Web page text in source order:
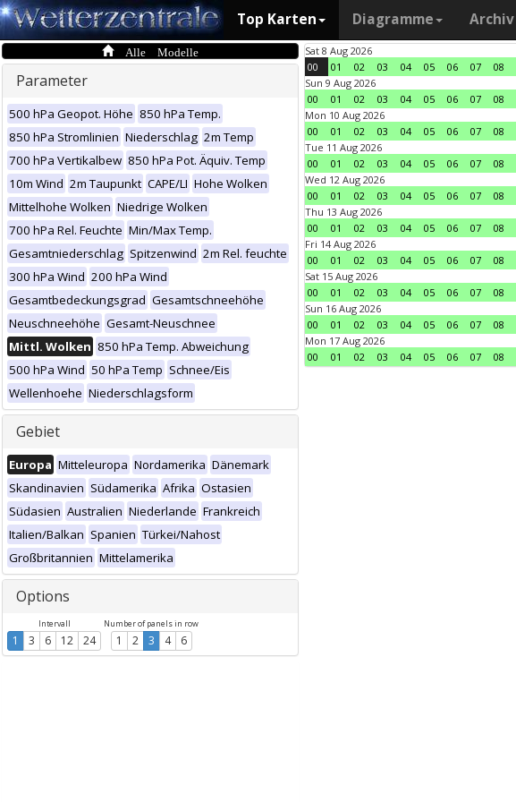
Top Karten Diagramme Archiv
Alle Modelle
Parameter
500 hPa Geopot. Höhe 850 hPa Temp.
850 hPa Stromlinien Niederschlag 2m Temp
700 hPa Vertikalbew 850 hPa Pot. Äquiv. Temp
10m Wind 2m Taupunkt CAPE/LI Hohe Wolken
Mittelhohe Wolken Niedrige Wolken
700 hPa Rel. Feuchte Min/Max Temp.
Gesamtniederschlag Spitzenwind 2m Rel. feuchte
300 hPa Wind 200 hPa Wind
Gesamtbedeckungsgrad Gesamtschneehöhe
Neuschneehöhe Gesamt-Neuschnee
Mittl. Wolken 850 hPa Temp. Abweichung
500 hPa Wind 50 hPa Temp Schnee/Eis
Wellenhoehe Niederschlagsform
Gebiet
Europa Mitteleuropa Nordamerika Dänemark
Skandinavien Südamerika Afrika Ostasien
Südasien Australien Niederlande Frankreich
Italien/Balkan Spanien Türkei/Nahost
Großbritannien Mittelamerika
Options
Intervall
1 3 6 12 24
Number of panels in row
1 2 3 4 6
Sat 8 Aug 2026
00
01 02 03 04 05 06 07 08
Sun 9 Aug 2026
00
01 02 03 04 05 06 07 08
Mon 10 Aug 2026
00
01 02 03 04 05 06 07 08
Tue 11 Aug 2026
00
01 02 03 04 05 06 07 08
Wed 12 Aug 2026
00
01 02 03 04 05 06 07 08
Thu 13 Aug 2026
00
01 02 03 04 05 06 07 08
Fri 14 Aug 2026
00
01 02 03 04 05 06 07 08
Sat 15 Aug 2026
00
01 02 03 04 05 06 07 08
Sun 16 Aug 2026
00
01 02 03 04 05 06 07 08
Mon 17 Aug 2026
00
01 02 03 04 05 06 07 08